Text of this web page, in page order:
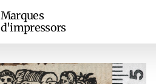
Marques
d'impressors